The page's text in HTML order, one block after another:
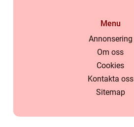
Menu
Annonsering
Om oss
Cookies
Kontakta oss
Sitemap